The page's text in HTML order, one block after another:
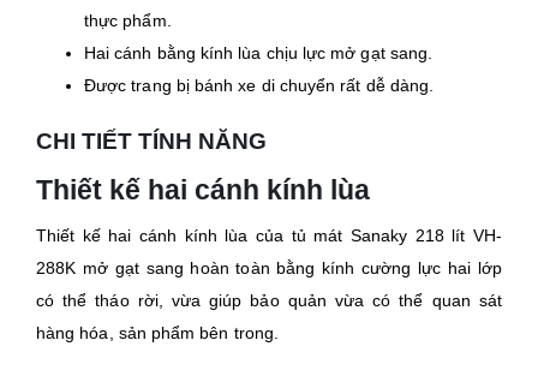
thực phẩm.
Hai cánh bằng kính lùa chịu lực mở gạt sang.
Được trang bị bánh xe di chuyển rất dễ dàng.
CHI TIẾT TÍNH NĂNG
Thiết kế hai cánh kính lùa
Thiết kế hai cánh kính lùa của tủ mát Sanaky 218 lít VH-
288K mở gạt sang hoàn toàn bằng kính cường lực hai lớp
có thể tháo rời, vừa giúp bảo quản vừa có thể quan sát
hàng hóa, sản phẩm bên trong.